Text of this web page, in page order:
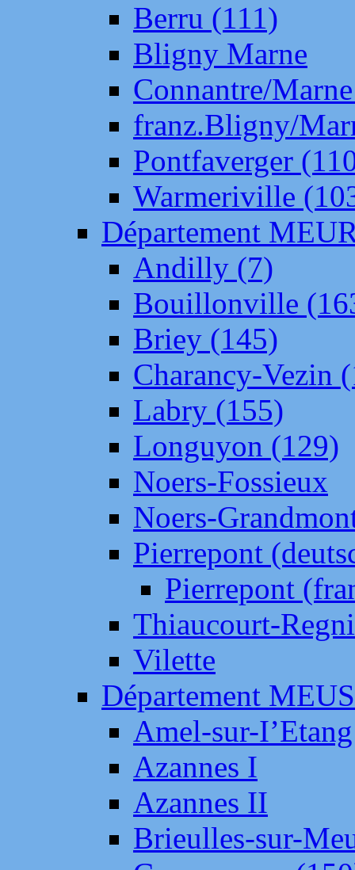
Berru (111)
Bligny Marne
Connantre/
franz.Bligny/
Pontfaverger
Warmeriville
Département
Andilly (7)
Bouillonville
Briey (145)
Charancy-Vezin
Labry (155)
Longuyon (129)
Noers-Fossieux
Noers-
Pierrepont
Pierrepont
Thiaucourt-
Vilette
Département
Amel-sur-
Azannes I
Azannes II
Brieulles-sur-